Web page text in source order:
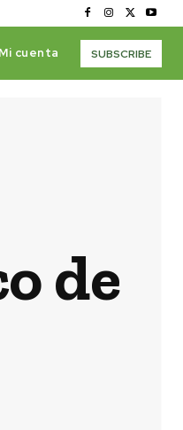
Mi cuenta SUBSCRIBE
de